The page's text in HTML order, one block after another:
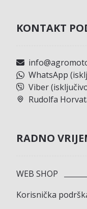
KONTAKT
WhatsApp
Viber
Rudolfa
RADNO
WEB SHOP
Korisnička